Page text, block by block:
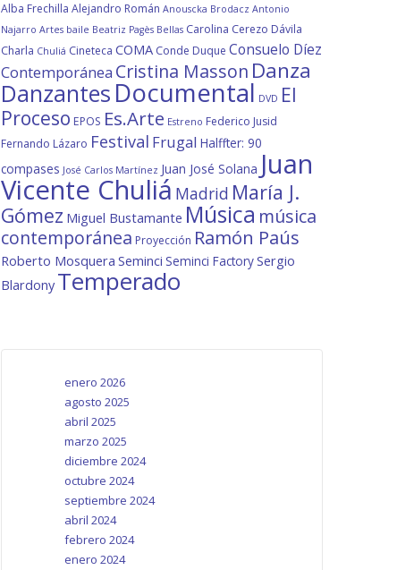
Alba Frechilla Alejandro Román Anouscka Brodacz Antonio
Najarro Artes baile Beatriz Pagès Bellas Carolina Cerezo Dávila
Charla Chuliá Cineteca COMA Conde Duque Consuelo Díez
Contemporánea Cristina Masson Danza
Danzantes Documental DVD El
Proceso EPOS Es.Arte Estreno Federico Jusid
Fernando Lázaro Festival Frugal Halffter: 90
compases José Carlos Martínez Juan José Solana Juan
Vicente Chuliá Madrid María J.
Gómez Miguel Bustamante Música música
contemporánea Proyección Ramón Paús
Roberto Mosquera Seminci Seminci FactorySergio
Blardony Temperado
enero 2026
agosto 2025
abril 2025
marzo 2025
diciembre 2024
octubre 2024
septiembre 2024
abril 2024
febrero 2024
enero 2024